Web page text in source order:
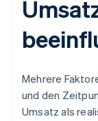
Mehrere
und den
Umsatz als